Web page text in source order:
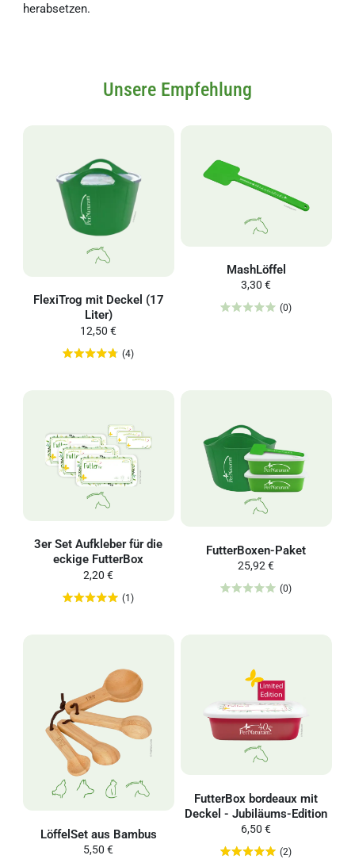
herabsetzen.
Unsere Empfehlung
FlexiTrog mit Deckel (17
Liter)
12,50 €
(4)
MashLöffel
3,30 €
(0)
3er Set Aufkleber für die
eckige FutterBox
2,20 €
(1)
FutterBoxen-Paket
25,92 €
(0)
LöffelSet aus Bambus
5,50 €
FutterBox bordeaux mit
Deckel - Jubiläums-Edition
6,50 €
(2)